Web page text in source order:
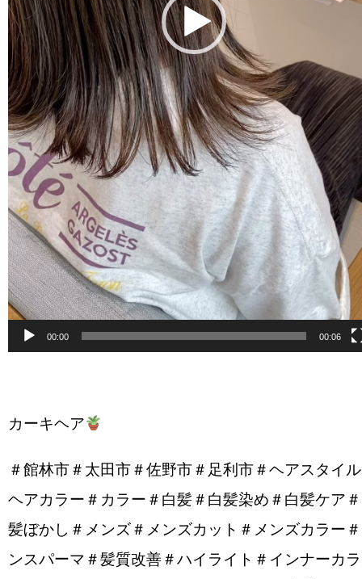
00:00 00:06
カーキヘア
＃館林市＃太田市＃佐野市＃足利市＃ヘアスタイ
ヘアカラー＃カラー＃白髪＃白髪染め＃白髪ケア
髪ぼかし＃メンズ＃メンズカット＃メンズカラー
ンスパーマ＃髪質改善＃ハイライト＃インナーカ